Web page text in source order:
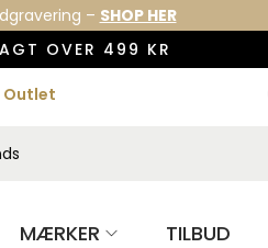
– SHOP HER
OVER 499 KR
Outlet
MÆRKER TILBUD